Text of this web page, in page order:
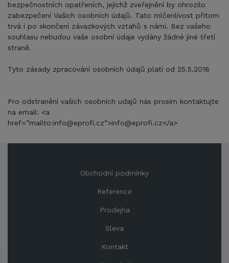
bezpečnostních opatřeních, jejichž zveřejnění by ohrozilo
zabezpečení Vašich osobních údajů. Tato mlčenlivost přitom
trvá i po skončení závazkových vztahů s námi. Bez vašeho
souhlasu nebudou vaše osobní údaje vydány žádné jiné třetí
straně.
Tyto zásady zpracování osobních údajů platí od 25.5.2018
Pro odstranění vašich osobních udajů nás prosím kontaktujte
na email: <a
href=”mailto:info@eprofi.cz”>info@eprofi.cz</a>
Obchodní podmínky
Reference
Prodejna
Sleva
Kontakt